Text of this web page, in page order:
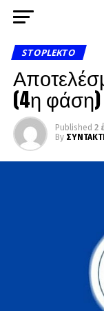
STOPLEKTO
(4η φάση)
Published 2
By